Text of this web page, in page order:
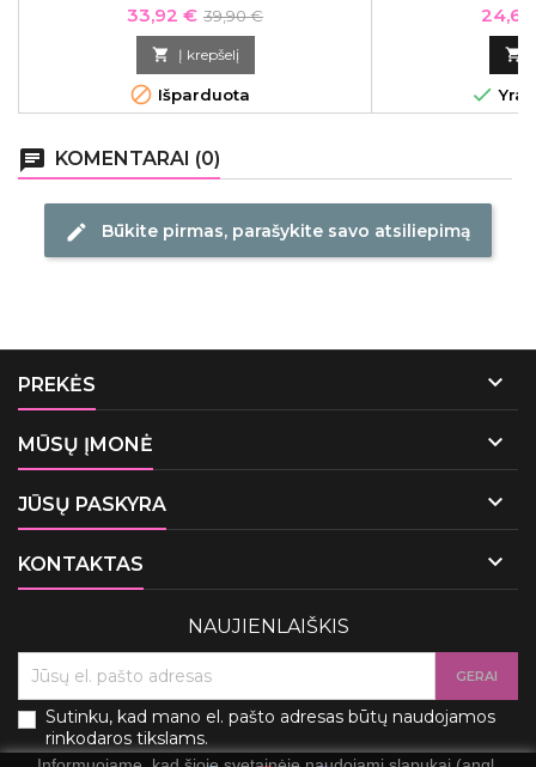
drėkinanti, be sulfatų ir parabenų, 300 ml
Kaina
33,92 € Bazinė
kaina
39,90 €
 Į krepšelį
 Išparduota
Shampoo”
šiurkštiems,
plaukams.
Kaina

 Yra
chat KOMENTARAI (0)
edit Būkite pirmas, parašykite savo atsiliepimą
PREKĖS 
MŪSŲ ĮMONĖ 
JŪSŲ PASKYRA 
KONTAKTAS 
NAUJIENLAIŠKIS
Sutinku, kad mano el. pašto adresas būtų naudojamos
rinkodaros tikslams.